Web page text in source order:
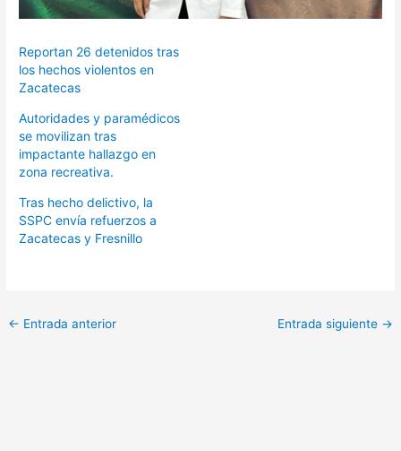
Reportan 26 detenidos tras
los hechos violentos en
Zacatecas
Autoridades y paramédicos
se movilizan tras
impactante hallazgo en
zona recreativa.
Tras hecho delictivo, la
SSPC envía refuerzos a
Zacatecas y Fresnillo
← Entrada anterior Entrada siguiente →